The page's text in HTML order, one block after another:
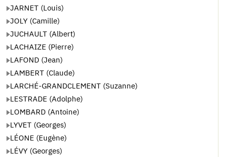
JARNET (Louis)
JOLY (Camille)
JUCHAULT (Albert)
LACHAIZE (Pierre)
LAFOND (Jean)
LAMBERT (Claude)
LARCHÉ-GRANDCLEMENT (Suzanne)
LESTRADE (Adolphe)
LOMBARD (Antoine)
LYVET (Georges)
LÉONE (Eugène)
LÉVY (Georges)